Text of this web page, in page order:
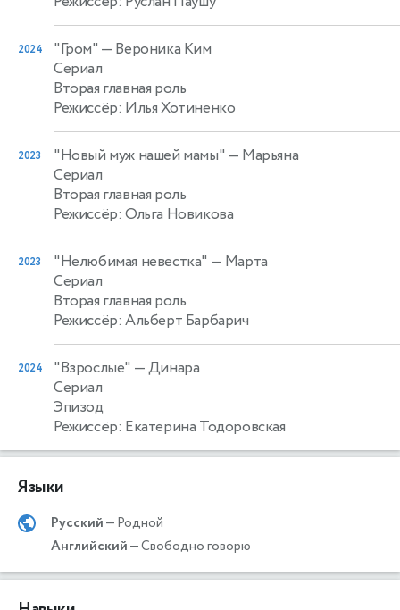
2024 "Гром" — Вероника Ким
Сериал
Вторая главная роль
Режиссёр: Илья Хотиненко
2023 "Новый муж нашей мамы" — Марьяна
Сериал
Вторая главная роль
Режиссёр: Ольга Новикова
2023 "Нелюбимая невестка" — Марта
Сериал
Вторая главная роль
Режиссёр: Альберт Барбарич
2024 "Взрослые" — Динара
Сериал
Эпизод
Режиссёр: Екатерина Тодоровская
Языки
Русский— Родной
Английский— Свободно говорю